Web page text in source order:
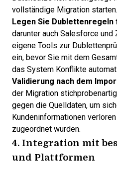
vollständige Migration starten.
Legen Sie Dublettenregeln
darunter auch Salesforce und
eigene Tools zur
ein, bevor Sie mit dem
das System Konflikte
Validierung nach dem
der Migration
gegen die Quelldaten, um
Kundeninformationen
zugeordnet wurden.
4. Integration mit
und Plattformen